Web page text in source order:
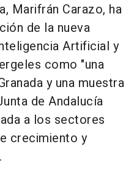
Marifrán Carazo, ha
de la nueva
Artificial y
como "una
y una muestra
de Andalucía
a los sectores
crecimiento y